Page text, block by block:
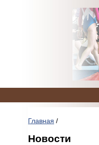
Главная /
Новости